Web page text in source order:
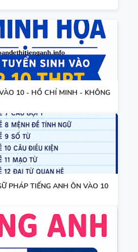
10 - HỒ CHÍ MINH - KHÔNG
PHÁP TIẾNG ANH ÔN VÀO 10